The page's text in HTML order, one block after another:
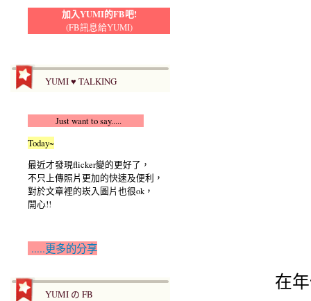
加入YUMI的FB吧!
(FB訊息給YUMI)
YUMI ♥ TALKING
Just want to say.....
Today~
最近才發現flicker變的更好了，
不只上傳照片更加的快速及便利，
對於文章裡的崁入圖片也很ok，
開心!!
.....更多的分享
YUMI の FB
在